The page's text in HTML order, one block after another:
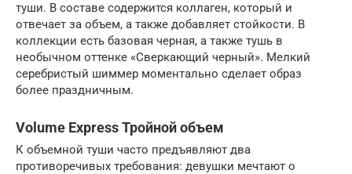
туши. В составе содержится коллаген, который и
отвечает за объем, а также добавляет стойкости. В
коллекции есть базовая черная, а также тушь в
необычном оттенке «Сверкающий черный». Мелкий
серебристый шиммер моментально сделает образ
более праздничным.
Volume Express Тройной объем
К объемной туши часто предъявляют два
противоречивых требования: девушки мечтают о